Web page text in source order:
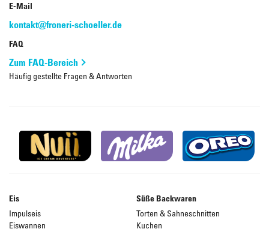
E-Mail
kontakt@froneri-schoeller.de
FAQ
Zum FAQ-Bereich
Häufig gestellte Fragen & Antworten
Eis
Impulseis
Eiswannen
Süße Backwaren
Torten & Sahneschnitten
Kuchen